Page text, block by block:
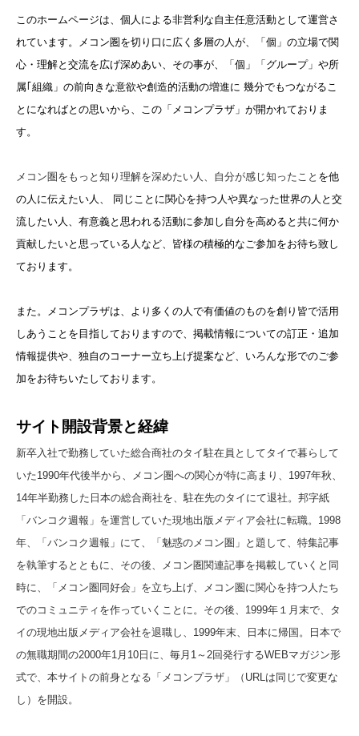
このホームページは、個人による非営利な自主任意活動として運営さ
れています。メコン圏を切り口に広く多層の人が、「個」の立場で関
心・理解と交流を広げ深めあい、その事が、「個」「グループ」や所
属｢組織」の前向きな意欲や創造的活動の増進に 幾分でもつながるこ
とになればとの思いから、この「メコンプラザ」が開かれておりま
す。
メコン圏をもっと知り理解を深めたい人、自分が感じ知ったこと を他
の人に伝えたい人、 同じことに関心を持つ人や異なった世界の人と交
流したい人、有意義と思われる活動に参加し自分を高めると共に何か
貢献したいと思 っている人など、皆様の積極的なご参加をお待ち致し
ております。
また。メコンプラザは、より多くの人で有価値のものを創り皆で活用
しあうことを目指しておりますので、掲載情報についての訂正・追加
情報提供や、独自のコーナー立ち上げ提案など、いろんな形でのご参
加をお待ちいたしております。
サイト開設背景と経緯
新卒入社で勤務していた総合商社のタイ駐在員としてタイで暮らして
いた1990年代後半から、メコン圏への関心が特に高まり、1997年秋、
14年半勤務した日本の総合商社を、駐在先のタイにて退社。邦字紙
「バンコク週報」を運営していた現地出版メディア会社に転職。1998
年、「バンコク週報」にて、「魅惑のメコン圏」と題して、特集記事
を執筆するとともに、その後、メコン圏関連記事を掲載していくと同
時に、「メコン圏同好会」を立ち上げ、メコン圏に関心を持つ人たち
でのコミュニティを作っていくことに。その後、1999年１月末で、タ
イの現地出版メディア会社を退職し、1999年末、日本に帰国。日本で
の無職期間の2000年1月10日に、毎月1～2回発行するWEBマガジン形
式で、本サイトの前身となる「メコンプラザ」（URLは同じで変更な
し）を開設。